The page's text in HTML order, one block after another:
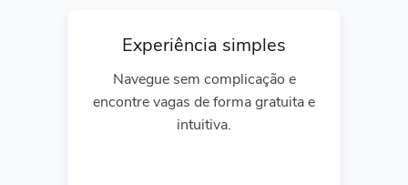
Experiência simples
Navegue sem complicação e
encontre vagas de forma gratuita e
intuitiva.